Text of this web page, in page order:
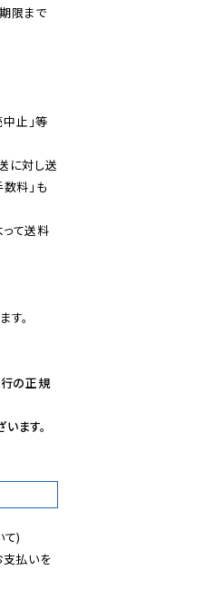
限まで
中止」等
に対し送
料」も
て送料
。
の正規
ます。
て)
払いを